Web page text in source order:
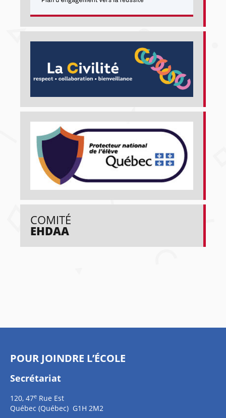
COMITÉ
EHDAA
POUR JOINDRE L’ÉCOLE
Secrétariat
120, 47e Rue Est
Québec (Québec) G1H 2M2